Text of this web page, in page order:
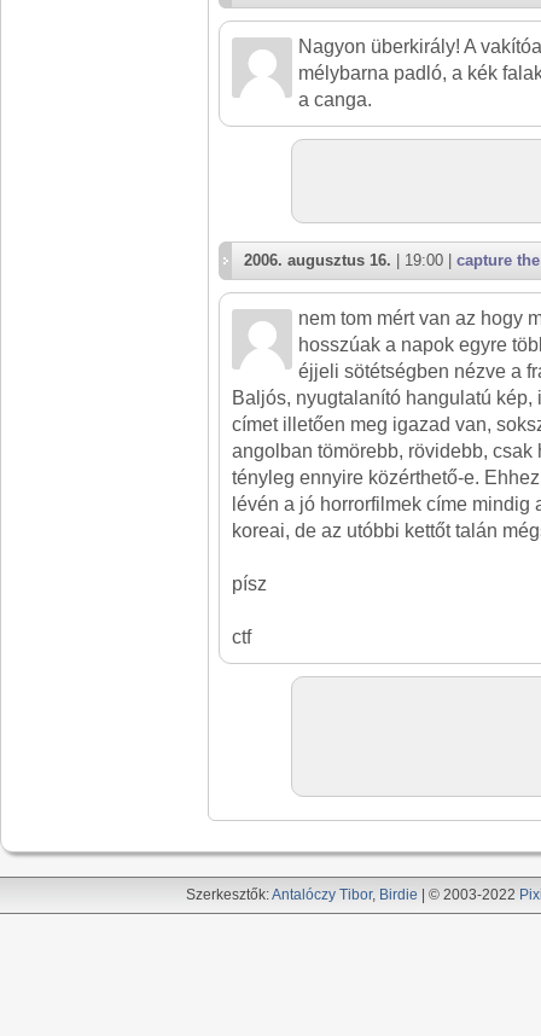
Nagyon überkirály! A
mélybarna padló, a kék
a canga.
2006. augusztus 16. | 19:00 | capture
nem tom mért van az hogy
hosszúak a napok egyre
éjjeli sötétségben nézve a
Baljós, nyugtalanító hangulatú kép,
címet illetően meg igazad van,
angolban tömörebb, rövidebb, csak
tényleg ennyire közérthető-e.
lévén a jó horrorfilmek címe mindig
koreai, de az utóbbi kettőt talán
písz
ctf
Szerkesztők:Antalóczy Tibor, Birdie | © 2003-2022